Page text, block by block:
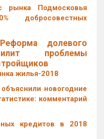
рынка Подмосковья
добросовестных
долевого
проблемы
жилья-2018
новогодние
комментарий
кредитов в 2018